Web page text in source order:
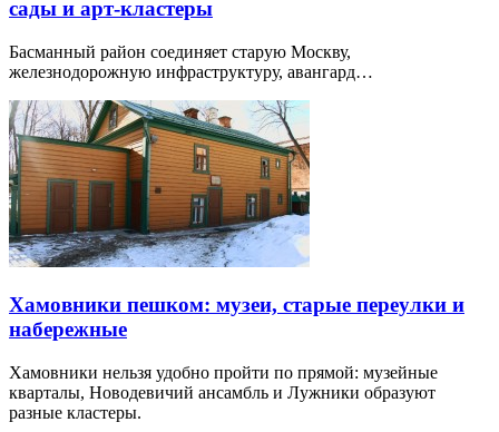
сады и арт-кластеры
Басманный район соединяет старую Москву,
железнодорожную инфраструктуру, авангард…
Хамовники пешком: музеи, старые переулки и
набережные
Хамовники нельзя удобно пройти по прямой: музейные
кварталы, Новодевичий ансамбль и Лужники образуют
разные кластеры.